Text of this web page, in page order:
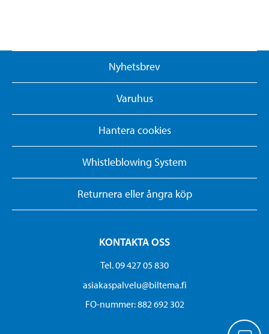
Nyhetsbrev
Varuhus
Hantera cookies
Whistleblowing System
Returnera eller ångra köp
KONTAKTA OSS
Tel. 09 427 05 830
asiakaspalvelu@biltema.fi
FO-nummer:​ 882 692 302